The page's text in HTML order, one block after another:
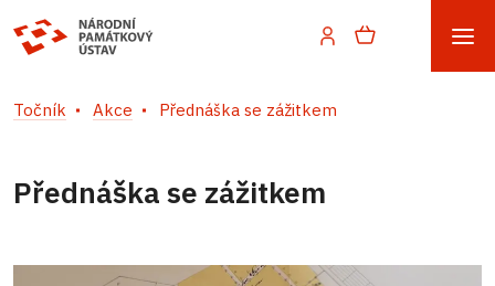
Točník Akce Přednáška se zážitkem
Přednáška se zážitkem